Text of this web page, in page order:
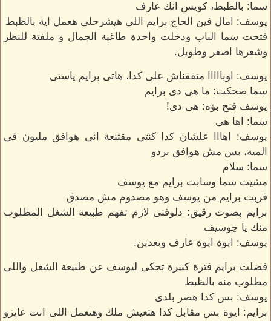
سما: بالظبط، كويس انك عارف
يوسف: امال فين الحاج برايم اللى هيشرحلى هعمل اية بالظبط
فتحت سما الباب ودخلت واحدة طاغية الجمال و ملفتة للنظر
وشعرها اصفر وطويل.
يوسف: اوبااااا متفقناش على كدا، هاتى برايم ياستى
سما ضحكت: ما هى دى برايم
يوسف فتح بؤه: هى دى!
سما: اها هى
يوسف: اهااا علشان كدا كنتى مقتنعة انى هوافق مليون فى
المية، بس مش هوافق بردو
سما: سلام
مشيت سما وسابت برايم مع يوسف
قربت برايم من يوسف وهو مصدوم مش مصدق
برايم بصوت رقيق: دلوقتى لازم تفهم طبيعة الشغل المطلوب
منك يا چوسيف
يوسف: ايوة ايوة عارف وبعدين.
فضلت برايم فترة كبيرة تحكى ليوسف عن طبيعة الشغل واللى
مطلوب منه بالظبط
يوسف: بس كدا هضر بلدى
برايم: ايوة بس مقابل كدا هتعيش ملك وهتعمل اللى انت عايزو